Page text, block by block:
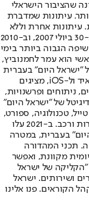
שהציבור הישראלי
עיתונות שמדברת
עיתונות אחרת וללא
תשלום. המהדורה המודפסת הראשונה פורסמה ב-30 ביולי 2007, וב-2010
הגבוה ביותר בימי
הוא עמר לחמנוביץ,
"ישראל היום" בעברית
ובאנגלית, כמו כן היישומונים (אפליקציות) לאנדרואיד ול-iOS, מציגים
ניתוחים ופרשנויות,
של "ישראל היום"
טכנולוגיה, ספורט,
כלכלה וצרכנות, בריאות, חיילים, אוכל, יהדות, תיירות ורכב. ב-2021 עלו
בעברית, במטרה
תכני המהדורה
מקוונת, ואפשר
"הקליקה של ישראל
ושירותים. ישראל
הקוראים. פנו אלינו